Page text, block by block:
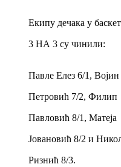
Екипу дечака у
3 НА 3 су чинили:
Павле Елез 6/1, Војин
Петровић 7/2, Филип
Павловић 8/1, Матеја
Јовановић 8/2 и
Ризнић 8/3.